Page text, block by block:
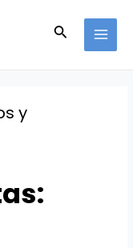
Search
y